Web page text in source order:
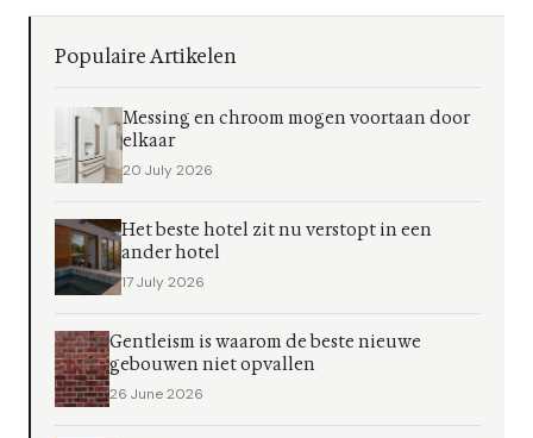
Populaire Artikelen
Messing en chroom mogen voortaan door
elkaar
20 July 2026
Het beste hotel zit nu verstopt in een
ander hotel
17 July 2026
Gentleism is waarom de beste nieuwe
gebouwen niet opvallen
26 June 2026